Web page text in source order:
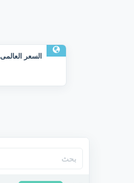
السعر العالمى